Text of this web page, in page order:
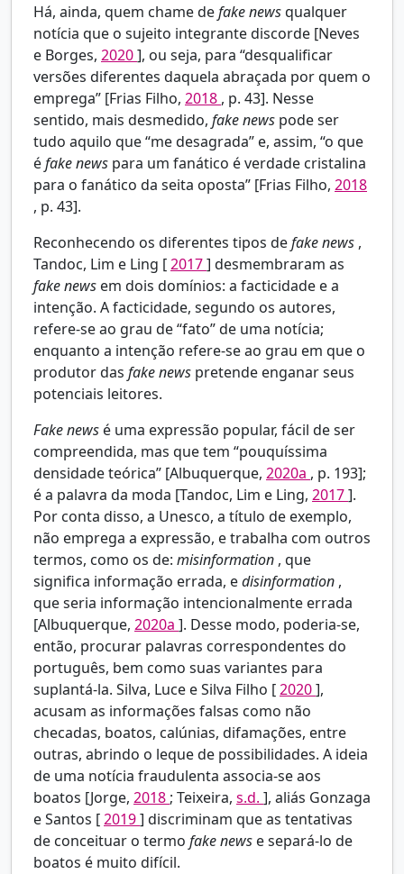
Há, ainda, quem chame defake newsqualquer
notícia que o sujeito integrante discorde [Neves
e Borges, 2020], ou seja, para “desqualificar
versões diferentes daquela abraçada por quem o
emprega” [Frias Filho, 2018 , p. 43]. Nesse
sentido, mais desmedido, fake news pode ser
tudo aquilo que “me desagrada” e, assim, “o que
éfake news para um fanático é verdade cristalina
para o fanático da seita oposta” [Frias Filho, 2018
, p. 43].
Reconhecendo os diferentes tipos defake news ,
Tandoc, Lim e Ling [2017] desmembraram as
fake news em dois domínios: a facticidade e a
intenção. A facticidade, segundo os autores,
refere-se ao grau de “fato” de uma notícia;
enquanto a intenção refere-se ao grau em que o
produtor das fake news pretende enganar seus
potenciais leitores.
Fake news é uma expressão popular, fácil de ser
compreendida, mas que tem “pouquíssima
densidade teórica” [Albuquerque, 2020a , p. 193];
é a palavra da moda [Tandoc, Lim e Ling, 2017].
Por conta disso, a Unesco, a título de exemplo,
não emprega a expressão, e trabalha com outros
termos, como os de: misinformation , que
significa informação errada, edisinformation ,
que seria informação intencionalmente errada
[Albuquerque, 2020a ]. Desse modo, poderia-se,
então, procurar palavras correspondentes do
português, bem como suas variantes para
suplantá-la. Silva, Luce e Silva Filho [2020],
acusam as informações falsas como não
checadas, boatos, calúnias, difamações, entre
outras, abrindo o leque de possibilidades. A ideia
de uma notícia fraudulenta associa-se aos
boatos [Jorge, 2018; Teixeira, s.d. ], aliás Gonzaga
e Santos [2019] discriminam que as tentativas
de conceituar o termo fake news e separá-lo de
boatos é muito difícil.